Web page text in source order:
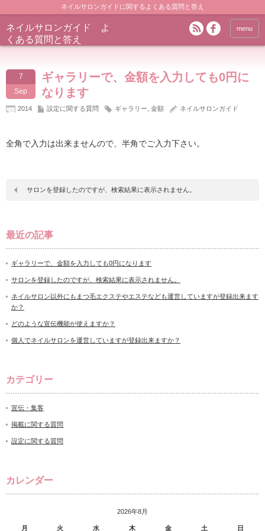
ネイルサロンガイドに関するよくある質問と答え
ネイルサロンガイド よ
くある質問と答え
menu
7
Sep
ギャラリーで、金額を入力しても0円に
なります
2014 設定に関する質問 ギャラリー 金額 ネイルサロンガイド
全角で入力は出来ませんので、半角でご入力下さい。
サロンを登録したのですが、検索結果に表示されません。
最近の記事
ギャラリーで、金額を入力しても0円になります
サロンを登録したのですが、検索結果に表示されません。
ネイルサロン以外にもまつ毛エクステやエステなども運営していますが登録出来ます
か？
どのような宣伝機能が使えますか？
個人でネイルサロンを運営していますが登録出来ますか？
カテゴリー
宣伝・集客
掲載に関する質問
設定に関する質問
カレンダー
2026年8月
月 火 水 木 金 土 日